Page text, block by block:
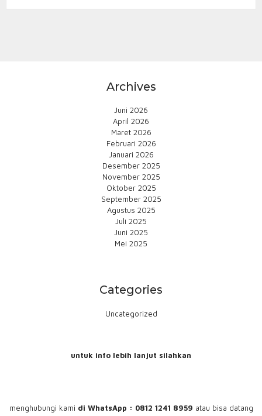
Archives
Juni 2026
April 2026
Maret 2026
Februari 2026
Januari 2026
Desember 2025
November 2025
Oktober 2025
September 2025
Agustus 2025
Juli 2025
Juni 2025
Mei 2025
Categories
Uncategorized
untuk info lebih lanjut silahkan
menghubungi kami di WhatsApp : 0812 1241 8959 atau bisa datang